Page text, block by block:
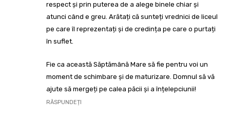
respect și prin puterea de a alege binele chiar și
atunci când e greu. Arătați că sunteți vrednici de liceul
pe care îl reprezentați și de credința pe care o purtați
în suflet.
Fie ca această Săptămână Mare să fie pentru voi un
moment de schimbare și de maturizare. Domnul să vă
ajute să mergeți pe calea păcii și a înțelepciunii!
RĂSPUNDEȚI